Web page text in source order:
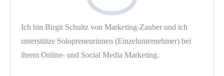
Ich bin Birgit Schultz von Marketing-Zauber und ich
unterstütze Solopreneurinnen (Einzelunternehmer) bei
ihrem Online- und Social Media Marketing.